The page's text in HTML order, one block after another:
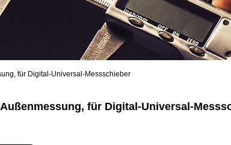
für Digital-Universal-Messschieber
für Digital-Universal-